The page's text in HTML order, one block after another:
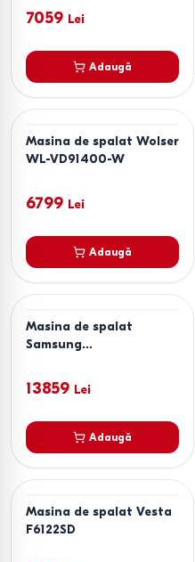
7059 Lei
Adaugă
Masina de spalat Wolser
WL-VD91400-W
6799 Lei
Adaugă
Masina de spalat
Samsung
13859 Lei
Adaugă
Masina de spalat Vesta
F6122SD